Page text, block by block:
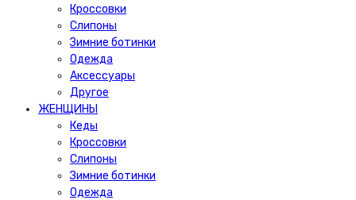
Кроссовки
Слипоны
Зимние ботинки
Одежда
Аксессуары
Другое
ЖЕНЩИНЫ
Кеды
Кроссовки
Слипоны
Зимние ботинки
Одежда